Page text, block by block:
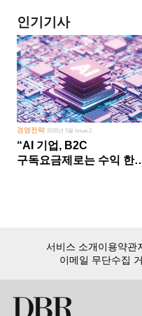
인기기사
경영전략 2026년 5월 Issue 2
“AI 기업, B2C
구독요금제로는 수익 한
서비스 소개이용약관
이메일 무단수집